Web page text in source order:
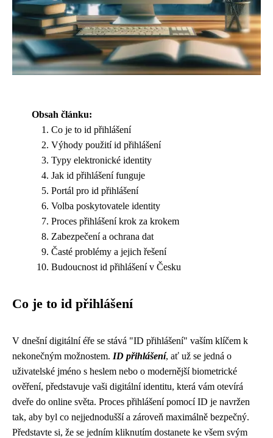
Obsah článku:
Co je to id přihlášení
Výhody použití id přihlášení
Typy elektronické identity
Jak id přihlášení funguje
Portál pro id přihlášení
Volba poskytovatele identity
Proces přihlášení krok za krokem
Zabezpečení a ochrana dat
Časté problémy a jejich řešení
Budoucnost id přihlášení v Česku
Co je to id přihlášení
V dnešní digitální éře se stává "ID přihlášení" vaším klíčem k
nekonečným možnostem. ID přihlášení, ať už se jedná o
uživatelské jméno s heslem nebo o modernější biometrické
ověření, představuje vaši digitální identitu, která vám otevírá
dveře do online světa. Proces přihlášení pomocí ID je navržen
tak, aby byl co nejjednodušší a zároveň maximálně bezpečný.
Představte si, že se jedním kliknutím dostanete ke všem svým